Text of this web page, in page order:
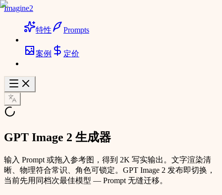
Imagine2
特性 Prompts
案例 定价
GPT Image 2 生成器
输入 Prompt 或拖入参考图，得到 2K 写实输出。文字渲染清
晰、物理符合常识、角色可锁定。GPT Image 2 发布即切换，
当前先用同档次最佳模型 — Prompt 无缝迁移。